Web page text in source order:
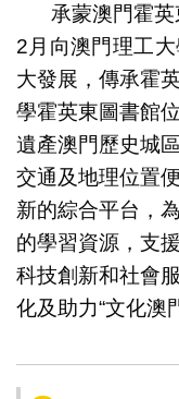
承蒙澳門霍
2月向澳門理工
大發展，傳承霍
學霍英東圖書館
遺產澳門歷史城
交通及地理位置
新的綜合平台，
的學習資源，支
科技創新和社會
化及助力“文化澳